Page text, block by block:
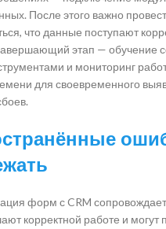
После этого важно
что данные поступают
этап — обучение
и мониторинг
для своевременного
форм с CRM
корректной работе и могут